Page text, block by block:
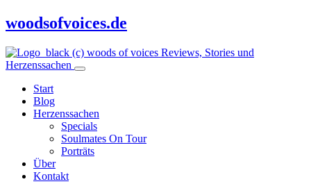
woodsofvoices.de
Reviews, Stories und
Herzenssachen
Start
Blog
Herzenssachen
Specials
Soulmates On Tour
Porträts
Über
Kontakt